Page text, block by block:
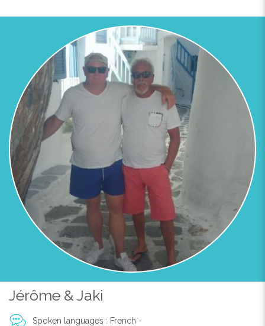
Jérôme & Jaki
Spoken languages : French -